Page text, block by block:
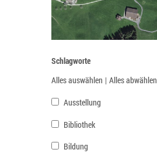
Schlagworte
Alles auswählen | Alles abwählen
Ausstellung
Bibliothek
Bildung